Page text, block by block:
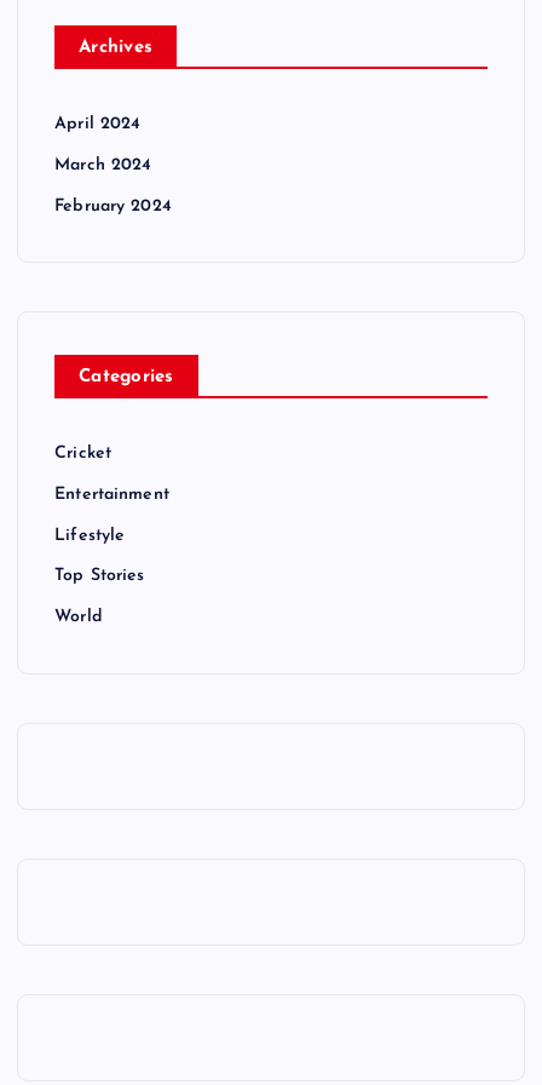
Archives
April 2024
March 2024
February 2024
Categories
Cricket
Entertainment
Lifestyle
Top Stories
World